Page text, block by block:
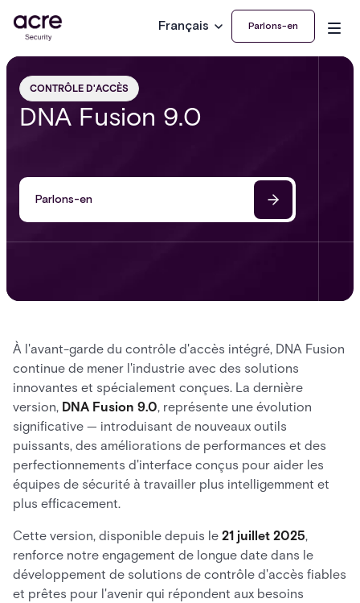
Français Parlons-en
CONTRÔLE D'ACCÈS
DNA Fusion 9.0
Parlons-en
À l'avant-garde du contrôle d'accès intégré, DNA Fusion
continue de mener l'industrie avec des solutions
innovantes et spécialement conçues. La dernière
version, DNA Fusion 9.0, représente une évolution
significative — introduisant de nouveaux outils
puissants, des améliorations de performances et des
perfectionnements d'interface conçus pour aider les
équipes de sécurité à travailler plus intelligemment et
plus efficacement.
Cette version, disponible depuis le 21 juillet 2025,
renforce notre engagement de longue date dans le
développement de solutions de contrôle d'accès fiables
et prêtes pour l'avenir qui répondent aux besoins